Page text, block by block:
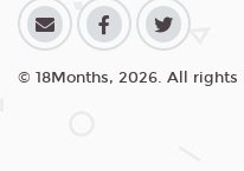
© 18Months, 2026. All rights